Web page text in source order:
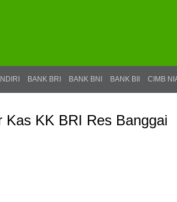
BANK BRI BANK BNI BANK BII CIMB
Kas KK BRI Res Banggai